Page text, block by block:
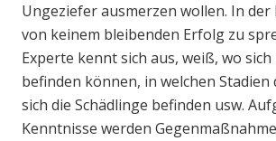
Ungeziefer ausmerzen wollen. In der
von keinem bleibenden Erfolg zu
Experte kennt sich aus, weiß, wo
befinden können, in welchen
sich die Schädlinge befinden usw.
Kenntnisse werden